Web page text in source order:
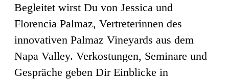
Begleitet wirst Du von Jessica und
Florencia Palmaz, Vertreterinnen des
innovativen Palmaz Vineyards aus dem
Napa Valley. Verkostungen, Seminare und
Gespräche geben Dir Einblicke in